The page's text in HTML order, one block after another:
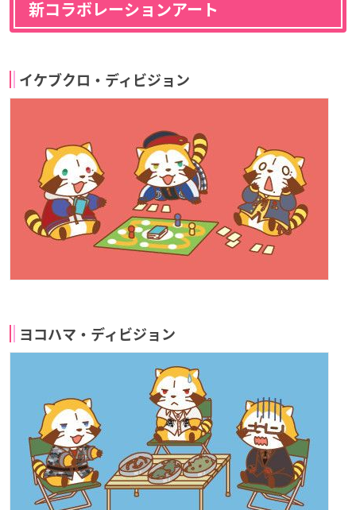
新コラボレーションアート
イケブクロ・ディビジョン
ヨコハマ・ディビジョン